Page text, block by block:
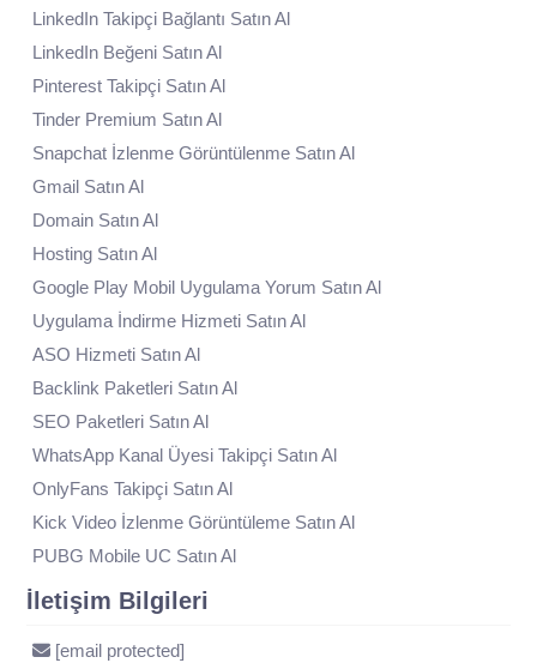
LinkedIn Takipçi Bağlantı Satın Al
LinkedIn Beğeni Satın Al
Pinterest Takipçi Satın Al
Tinder Premium Satın Al
Snapchat İzlenme Görüntülenme Satın Al
Gmail Satın Al
Domain Satın Al
Hosting Satın Al
Google Play Mobil Uygulama Yorum Satın Al
Uygulama İndirme Hizmeti Satın Al
ASO Hizmeti Satın Al
Backlink Paketleri Satın Al
SEO Paketleri Satın Al
WhatsApp Kanal Üyesi Takipçi Satın Al
OnlyFans Takipçi Satın Al
Kick Video İzlenme Görüntüleme Satın Al
PUBG Mobile UC Satın Al
İletişim Bilgileri
[email protected]